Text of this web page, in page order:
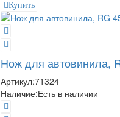
Купить
Нож для автовинила,
Артикул:71324
Наличие:Есть в наличии